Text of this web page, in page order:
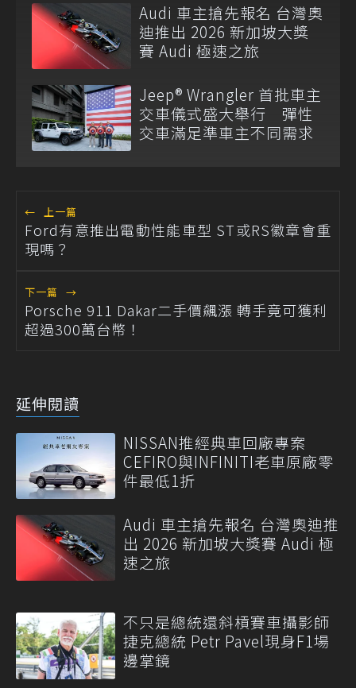
Audi 車主搶先報名 台灣奧
迪推出 2026 新加坡大獎
賽 Audi 極速之旅
Jeep® Wrangler 首批車主
交車儀式盛大舉行 彈性
交車滿足準車主不同需求
← 上一篇
Ford有意推出電動性能車型 ST或RS徽章會重
現嗎？
下一篇 →
Porsche 911 Dakar二手價飆漲 轉手竟可獲利
超過300萬台幣！
延伸閱讀
NISSAN推經典車回廠專案
CEFIRO與INFINITI老車原廠零
件最低1折
Audi 車主搶先報名 台灣奧迪推
出 2026 新加坡大獎賽 Audi 極
速之旅
不只是總統還斜槓賽車攝影師
捷克總統 Petr Pavel現身F1場
邊掌鏡